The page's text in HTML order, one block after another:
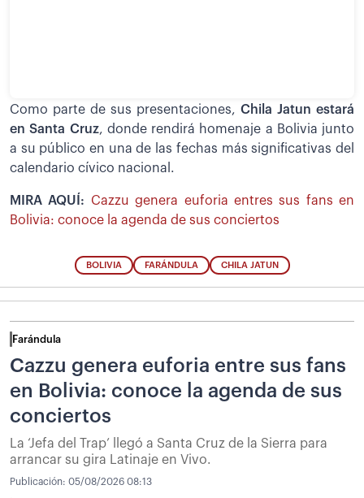
Como parte de sus presentaciones, Chila Jatun estará
en Santa Cruz, donde rendirá homenaje a Bolivia junto
a su público en una de las fechas más significativas del
calendario cívico nacional.
MIRA AQUÍ: Cazzu genera euforia entres sus fans en
Bolivia: conoce la agenda de sus conciertos
BOLIVIA FARÁNDULA CHILA JATUN
Farándula
Cazzu genera euforia entre sus fans
en Bolivia: conoce la agenda de sus
conciertos
La ‘Jefa del Trap’ llegó a Santa Cruz de la Sierra para
arrancar su gira Latinaje en Vivo.
Publicación: 05/08/2026 08:13